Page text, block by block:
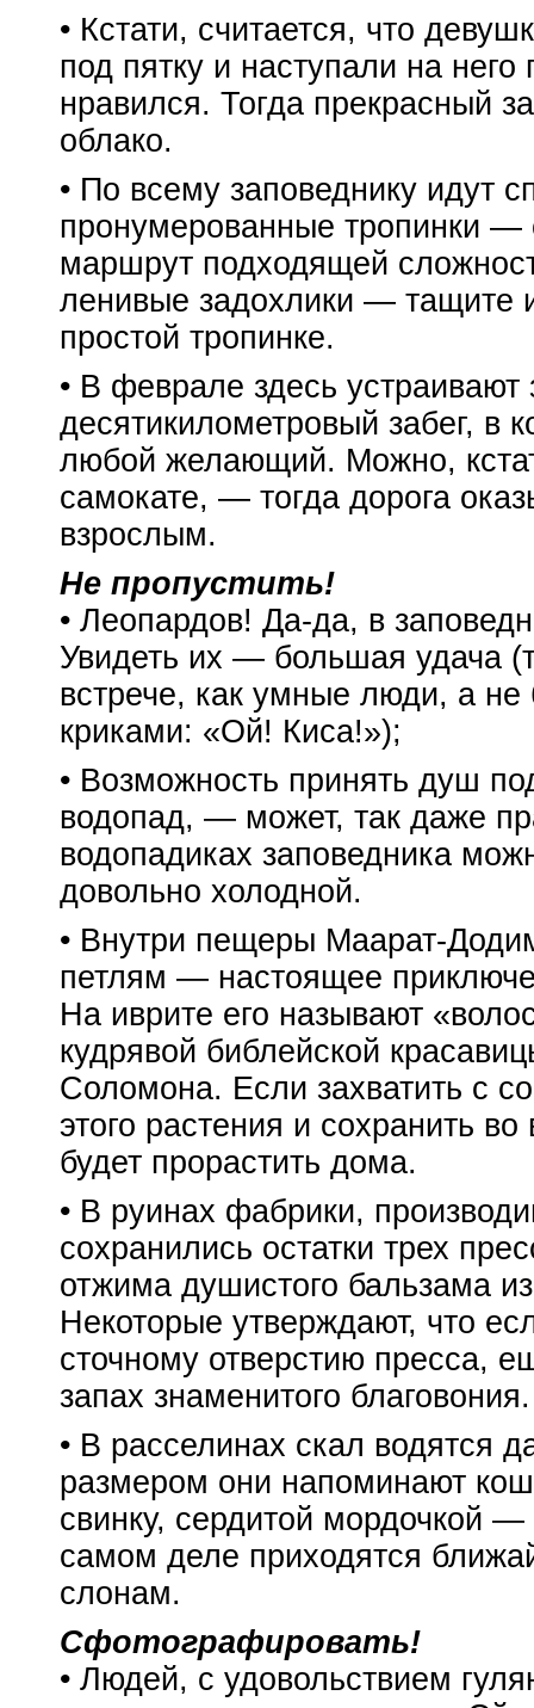
• Кстати, считается, что
под пятку и наступали на
нравился. Тогда прекрасный
облако.
• По всему заповеднику идут
пронумерованные тропинки —
маршрут подходящей
ленивые задохлики — тащите
простой тропинке.
• В феврале здесь
десятикилометровый забег, в
любой желающий. Можно,
самокате, — тогда дорога
взрослым.
Не пропустить!
• Леопардов! Да-да, в
Увидеть их — большая удача
встрече, как умные люди, а
криками: «Ой! Киса!»);
• Возможность принять душ
водопад, — может, так даже
водопадиках заповедника
довольно холодной.
• Внутри пещеры Маарат-
петлям — настоящее
На иврите его называют
кудрявой библейской
Соломона. Если захватить с
этого растения и сохранить
будет прорастить дома.
• В руинах фабрики,
сохранились остатки трех
отжима душистого бальзама
Некоторые утверждают, что
сточному отверстию пресса,
запах знаменитого благовония.
• В расселинах скал водятся
размером они напоминают
свинку, сердитой мордочкой
самом деле приходятся
слонам.
Сфотографировать!
• Людей, с удовольствием